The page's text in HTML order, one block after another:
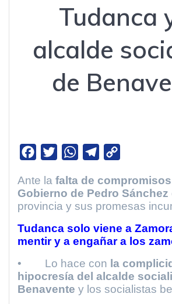
Tudanca
alcalde
de
c
e
o
i
t
e
r
W
a
t
A
p
l
e
r
m
p
y
i
k
Ante la falta de
Gobierno de Pedro Sánchez
provincia y sus promesas
Tudanca solo viene a
mentir y a engañar a los
• Lo hace con la
hipocresía del alcalde
Benavente y los socialistas